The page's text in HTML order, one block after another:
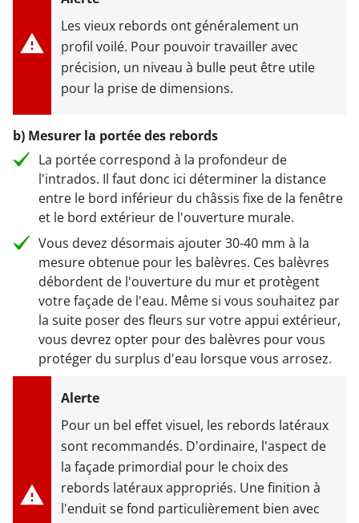
Les vieux rebords ont généralement un
profil voilé. Pour pouvoir travailler avec
précision, un niveau à bulle peut être utile
pour la prise de dimensions.
b) Mesurer la portée des rebords
La portée correspond à la profondeur de
l'intrados. Il faut donc ici déterminer la distance
entre le bord inférieur du châssis fixe de la fenêtre
et le bord extérieur de l'ouverture murale.
Vous devez désormais ajouter 30-40 mm à la
mesure obtenue pour les balèvres. Ces balèvres
débordent de l'ouverture du mur et protègent
votre façade de l'eau. Même si vous souhaitez par
la suite poser des fleurs sur votre appui extérieur,
vous devrez opter pour des balèvres pour vous
protéger du surplus d'eau lorsque vous arrosez.
Pour un bel effet visuel, les rebords latéraux
sont recommandés. D'ordinaire, l'aspect de
la façade primordial pour le choix des
rebords latéraux appropriés. Une finition à
l'enduit se fond particulièrement bien avec